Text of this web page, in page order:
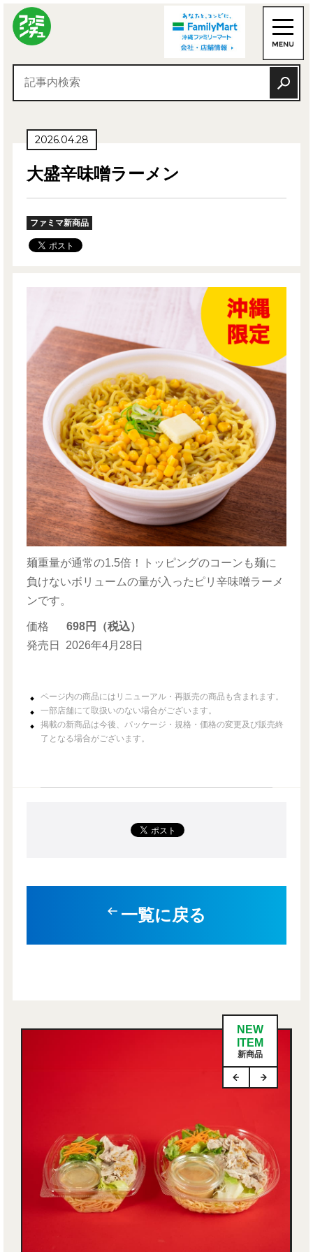
2026.04.28
大盛辛味噌ラーメン
ファミマ新商品
麺重量が通常の1.5倍！トッピングのコーンも麺に
負けないボリュームの量が入ったピリ辛味噌ラーメ
ンです。
価格
698円（税込）
発売日
2026年4月28日
ページ内の商品にはリニューアル・再販売の商品も含まれます。
一部店舗にて取扱いのない場合がございます。
掲載の新商品は今後、パッケージ・規格・価格の変更及び販売終
了となる場合がございます。
一覧に戻る
NEW
ITEM
新商品